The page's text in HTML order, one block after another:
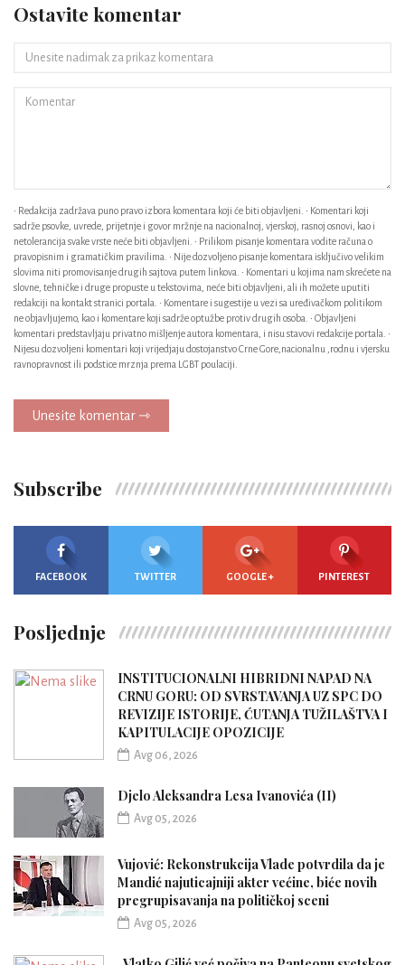
Ostavite komentar
• Redakcija zadržava puno pravo izbora komentara koji će biti objavljeni. • Komentari koji
sadrže psovke, uvrede, prijetnje i govor mržnje na nacionalnoj, vjerskoj, rasnoj osnovi, kao i
netolerancija svake vrste neće biti objavljeni. • Prilikom pisanje komentara vodite računa o
pravopisnim i gramatičkim pravilima. • Nije dozvoljeno pisanje komentara isključivo velikim
slovima niti promovisanje drugih sajtova putem linkova. • Komentari u kojima nam skrećete na
slovne, tehničke i druge propuste u tekstovima, neće biti objavljeni, ali ih možete uputiti
redakciji na kontakt stranici portala. • Komentare i sugestije u vezi sa uređivačkom politikom
ne objavljujemo, kao i komentare koji sadrže optužbe protiv drugih osoba. • Objavljeni
komentari predstavljaju privatno mišljenje autora komentara, i nisu stavovi redakcije portala. •
Nijesu dozvoljeni komentari koji vrijedjaju dostojanstvo Crne Gore,nacionalnu ,rodnu i vjersku
ravnopravnost ili podstice mrznja prema LGBT poulaciji.
Unesite komentar ⇾
Subscribe
FACEBOOK TWITTER GOOGLE + PINTEREST
Posljednje
INSTITUCIONALNI HIBRIDNI NAPAD NA
CRNU GORU: OD SVRSTAVANJA UZ SPC DO
REVIZIJE ISTORIJE, ĆUTANJA TUŽILAŠTVA I
KAPITULACIJE OPOZICIJE
Avg 06, 2026
Djelo Aleksandra Lesa Ivanovića (II)
Avg 05, 2026
Vujović: Rekonstrukcija Vlade potvrdila da je
Mandić najuticajniji akter većine, biće novih
pregrupisavanja na političkoj sceni
Avg 05, 2026